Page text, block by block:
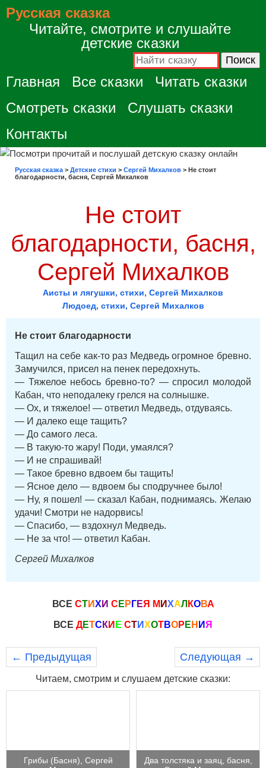
Русская сказка
Читайте, смотрите и слушайте
детские сказки
Главная Все сказки
Читать сказки
Смотреть сказки
Слушать сказки
Контакты
Русская сказка > Детские стихи > Сергей Михалков > Не стоит
благодарности, басня, Сергей Михалков
Не стоит
благодарности, басня,
Сергей Михалков
Аисты и лягушки, стихи, Сергей Михалков
Людоед, стихи, Сергей Михалков
Не стоит благодарности
Тащил на себе как-то раз Медведь огромное бревно.
Замучился, присел на пенек передохнуть.
— Тяжелое небось бревно-то? — спросил молодой
Кабан, что неподалеку грелся на солнышке.
— Ох, и тяжелое! — ответил Медведь, отдуваясь.
— И далеко еще тащить?
— До самого леса.
— В такую-то жару! Поди, умаялся?
— И не спрашивай!
— Такое бревно вдвоем бы тащить!
— Ясное дело — вдвоем бы сподручнее было!
— Ну, я пошел! — сказал Кабан, поднимаясь. Желаю
удачи! Смотри не надорвись!
— Спасибо, — вздохнул Медведь.
— Не за что! — ответил Кабан.
Сергей Михалков
ВСЕ СТИХ И С Е Р ГЕЯ М ИХАЛ КОВА
ВСЕ ДЕТС КИ Е СТИХОТВОР Е Н ИЯ
← Предыдущая Следующая →
Читаем, смотрим и слушаем детские сказки:
Грибы (Басня), Сергей
Два толстяка и заяц, басня,